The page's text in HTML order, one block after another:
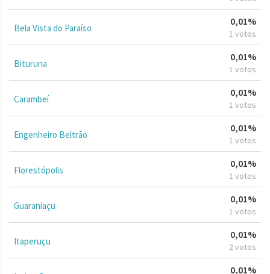
Bela Vista do Paraíso
0,01%
1 votos
Bituruna
0,01%
1 votos
Carambeí
0,01%
1 votos
Engenheiro Beltrão
0,01%
1 votos
Florestópolis
0,01%
1 votos
Guaraniaçu
0,01%
1 votos
Itaperuçu
0,01%
2 votos
0,01%